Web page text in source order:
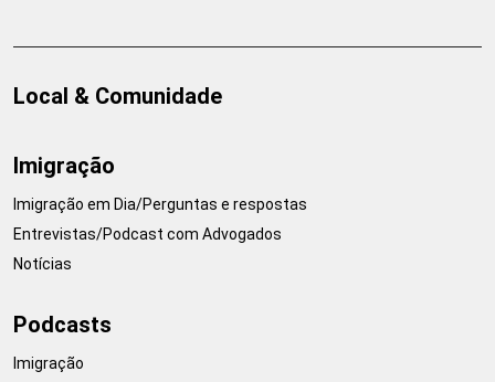
Local & Comunidade
Imigração
Imigração em Dia/Perguntas e respostas
Entrevistas/Podcast com Advogados
Notícias
Podcasts
Imigração